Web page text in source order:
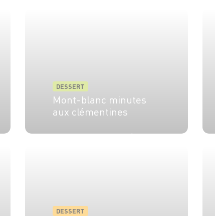
DESSERT
Mont-blanc minutes
aux clémentines
DESSERT